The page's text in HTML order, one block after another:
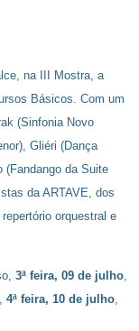
na III Mostra, a
Básicos. Com um
(Sinfonia Novo
Gliéri (Dança
(Fandango da Suite
da ARTAVE, dos
orquestral e
3ª feira, 09 de julho,
, 4ª feira, 10 de julho,